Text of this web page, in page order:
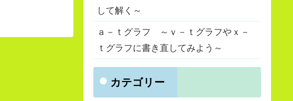
して解く～
ａ－ｔグラフ ～ｖ－ｔグラフやｘ－
ｔグラフに書き直してみよう～
カテゴリー